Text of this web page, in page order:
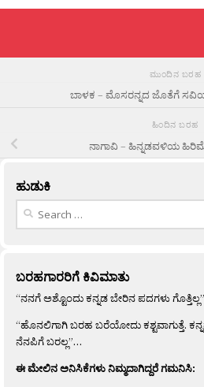
ಮುಂದಿನ ಬರಹ
ಬಾಳಕ – ಮೊಸರನ್ನದ ಜೊತೆಗೆ
ಹಿಂದಿನ ಬರಹ
ನಾಗಾವಿ – ಹಿನ್ನಡವಳಿಯ
ಹುಡುಕಿ
Search
ಬರಹಗಾರರಿಗೆ ಕಿವಿಮಾತು
“ನನಗೆ ಅಶ್ಟೊಂದು ಕನ್ನಡ ಬೇರಿನ ಪದಗಳು
“ಹೊನಲಿಗಾಗಿ ಬರಹ ಬರೆಯೋದು ಕಶ್ಟವಾಗುತ್ತೆ.
ನೆನಪಿಗೆ ಬರಲ್ಲ”…
ಈ ಮೇಲಿನ ಅನಿಸಿಕೆಗಳು ನಿಮ್ಮದಾಗಿದ್ದರೆ ಗಮನಿಸಿ: